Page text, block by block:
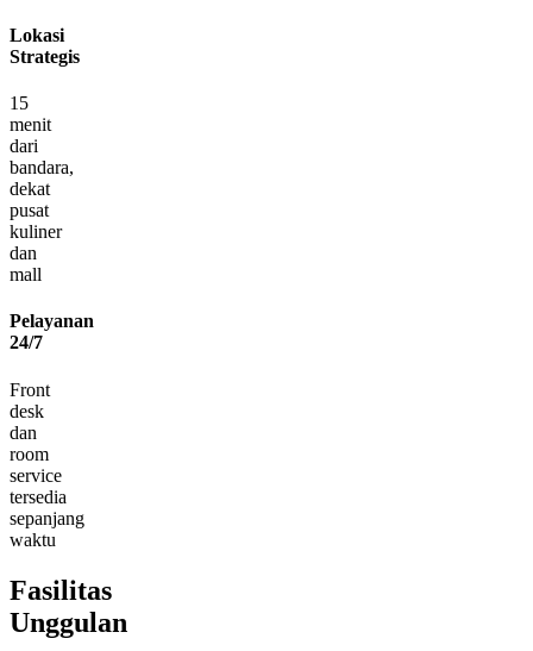
Lokasi
Strategis
15
menit
dari
bandara,
dekat
pusat
kuliner
dan
mall
Pelayanan
24/7
Front
desk
dan
room
service
tersedia
sepanjang
waktu
Fasilitas
Unggulan